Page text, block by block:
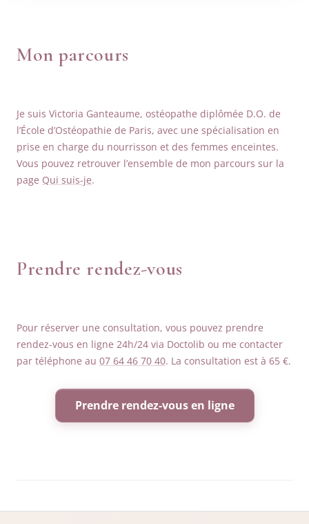
Mon parcours
Je suis Victoria Ganteaume, ostéopathe diplômée D.O. de
l’École d’Ostéopathie de Paris, avec une spécialisation en
prise en charge du nourrisson et des femmes enceintes.
Vous pouvez retrouver l’ensemble de mon parcours sur la
page Qui suis-je.
Prendre rendez-vous
Pour réserver une consultation, vous pouvez prendre
rendez-vous en ligne 24h/24 via Doctolib ou me contacter
par téléphone au 07 64 46 70 40. La consultation est à 65 €.
Prendre rendez-vous en ligne